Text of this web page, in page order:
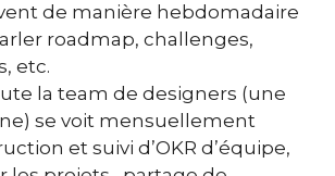
de manière hebdomadaire
roadmap, challenges,
etc.
la team de designers (une
se voit mensuellement
et suivi d’OKR d’équipe,